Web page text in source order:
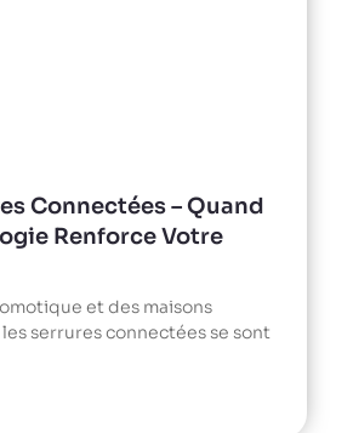
Connectées – Quand
Renforce Votre
et des maisons
serrures connectées se sont